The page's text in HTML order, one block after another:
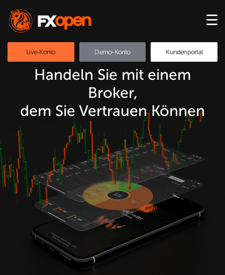
Live-Konto Demo-Konto Kundenportal
Handeln Sie mit einem
Broker,
dem Sie Vertrauen Können